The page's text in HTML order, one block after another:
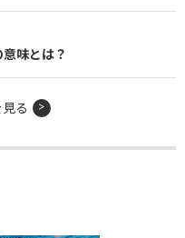
味とは？
る